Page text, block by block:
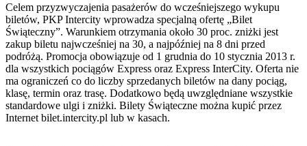
Celem przyzwyczajenia pasażerów do wcześniejszego wykupu
biletów, PKP Intercity wprowadza specjalną ofertę „Bilet
Świąteczny”. Warunkiem otrzymania około 30 proc. zniżki jest
zakup biletu najwcześniej na 30, a najpóźniej na 8 dni przed
podróżą. Promocja obowiązuje od 1 grudnia do 10 stycznia 2013 r.
dla wszystkich pociągów Express oraz Express InterCity. Oferta nie
ma ograniczeń co do liczby sprzedanych biletów na dany pociąg,
klasę, termin oraz trasę. Dodatkowo będą uwzględniane wszystkie
standardowe ulgi i zniżki. Bilety Świąteczne można kupić przez
Internet bilet.intercity.pl lub w kasach.